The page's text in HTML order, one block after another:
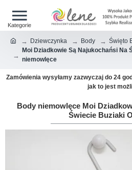
Dziewczynka Body
Święto
Moi Dziadkowie Są Najukochańsi Na
niemowlęce
Zamówienia wysyłamy zazwyczaj do 24
jak to jest
Body niemowlęce Moi
Świecie Buziaki